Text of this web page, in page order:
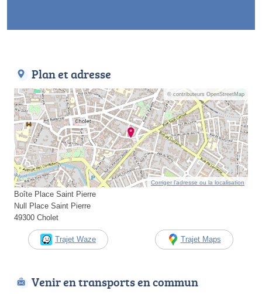
Plan et adresse
© contributeurs OpenStreetMap
Corriger l’adresse ou la localisation
Boîte Place Saint Pierre
Null Place Saint Pierre
49300 Cholet
Trajet Waze Trajet Maps
Venir en transports en commun